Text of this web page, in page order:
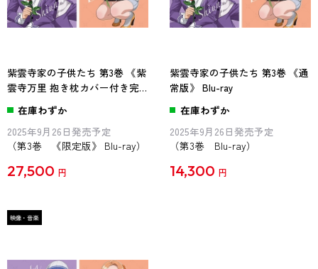
紫雲寺家の子供たち 第3巻 《紫
雲寺万里 抱き枕カバー付き完
全数量限定版》 Blu-ray
在庫わずか
2025年9月26日発売予定
（第3巻 《限定版》 Blu-ray）
27,500 円
紫雲寺家の子供たち 第3巻 《通
常版》 Blu-ray
在庫わずか
2025年9月26日発売予定
（第3巻 Blu-ray）
14,300 円